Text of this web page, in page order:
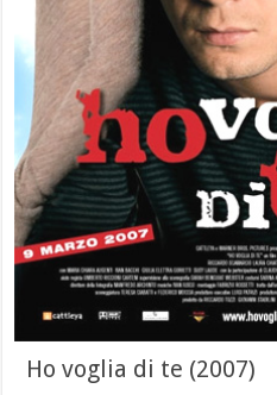
Ho voglia di te (2007)